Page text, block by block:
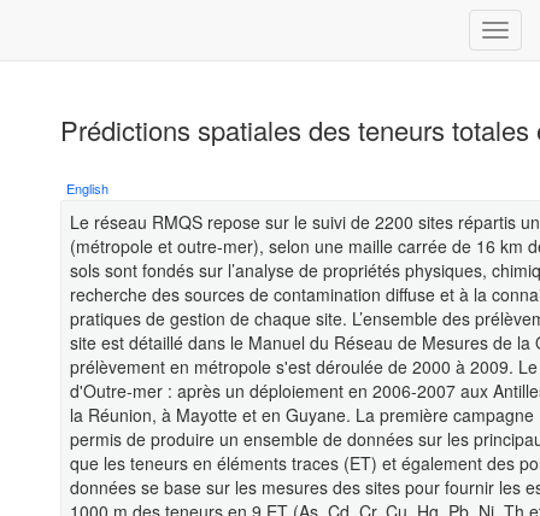
Prédictions spatiales des teneurs
English
Le réseau RMQS repose sur le suivi de 2200 sites répartis
(métropole et outre-mer), selon une maille carrée de 16 km
sols sont fondés sur l’analyse de propriétés physiques,
recherche des sources de contamination diffuse et à la
pratiques de gestion de chaque site. L’ensemble des
site est détaillé dans le Manuel du Réseau de Mesures de
prélèvement en métropole s'est déroulée de 2000 à 2009.
d'Outre-mer : après un déploiement en 2006-2007 aux
la Réunion, à Mayotte et en Guyane. La première
permis de produire un ensemble de données sur les
que les teneurs en éléments traces (ET) et également des
données se base sur les mesures des sites pour fournir les
1000 m des teneurs en 9 ET (As, Cd, Cr, Cu, Hg, Pb, Ni, Th